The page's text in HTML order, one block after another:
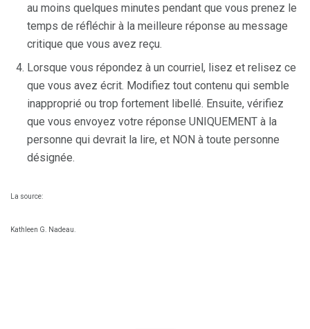
au moins quelques minutes pendant que vous prenez le
temps de réfléchir à la meilleure réponse au message
critique que vous avez reçu.
Lorsque vous répondez à un courriel, lisez et relisez ce
que vous avez écrit. Modifiez tout contenu qui semble
inapproprié ou trop fortement libellé. Ensuite, vérifiez
que vous envoyez votre réponse UNIQUEMENT à la
personne qui devrait la lire, et NON à toute personne
désignée.
La source:
Kathleen G. Nadeau.